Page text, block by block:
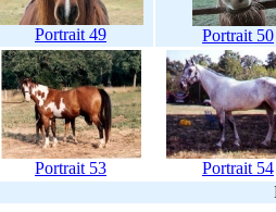
Portrait 49 Portrait 50
Portrait 53
Portrait 54